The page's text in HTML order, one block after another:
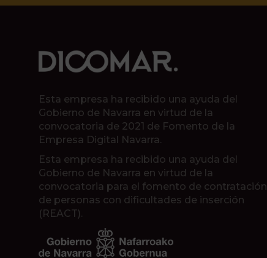
Esta empresa ha recibido una ayuda del
Gobierno de Navarra en virtud de la
convocatoria de 2021 de Fomento de la
Empresa Digital Navarra.
Esta empresa ha recibido una ayuda del
Gobierno de Navarra en virtud de la
convocatoria para el fomento de contratación
de personas con dificultades de inserción
(REACT).